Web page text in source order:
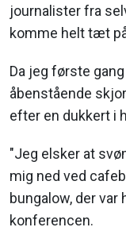
journalister fra
komme helt tæt
Da jeg første
åbenstående
efter en dukkert i
"Jeg elsker at
mig ned ved
bungalow, der
konferencen.